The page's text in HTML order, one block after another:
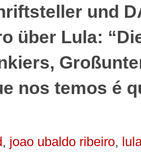
und
über Lula:
nos temos é
, joao ubaldo ribeiro,